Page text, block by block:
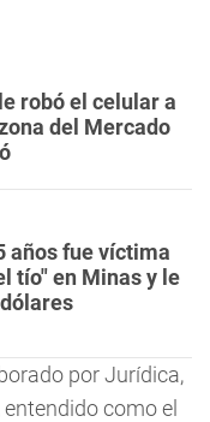
robó el celular a
del Mercado
años fue víctima
tío" en Minas y le
por Jurídica,
como el